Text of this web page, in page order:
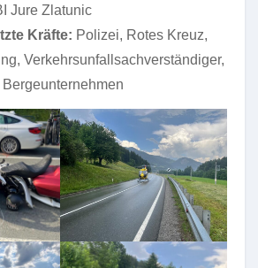
Jure Zlatunic
Kräfte: Polizei, Rotes Kreuz,
Verkehrsunfallsachverständiger,